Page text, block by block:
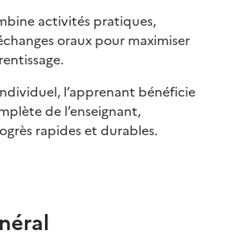
activités pratiques,
oraux pour maximiser
l’apprenant bénéficie
de l’enseignant,
rapides et durables.